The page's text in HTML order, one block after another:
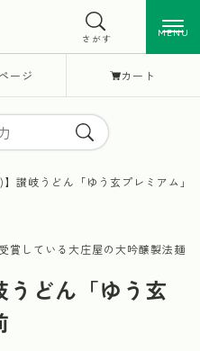
ージ カート
MENU
さがす MENU
)】讃岐うどん「ゆう玄プレミアム」
賞している大庄屋の大吟醸製法麺
うどん「ゆう玄